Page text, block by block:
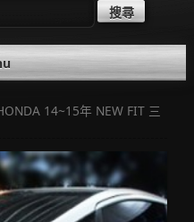
14~15年 NEW FIT 三